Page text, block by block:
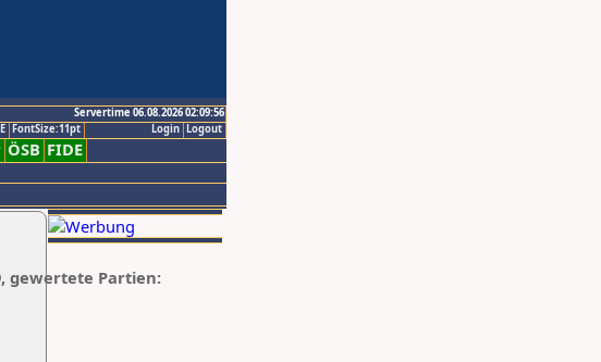
Servertime 06.08.2026 02:09:56
Logout
Login
FontSize:11pt
ÖSB FIDE
gewertete Partien: